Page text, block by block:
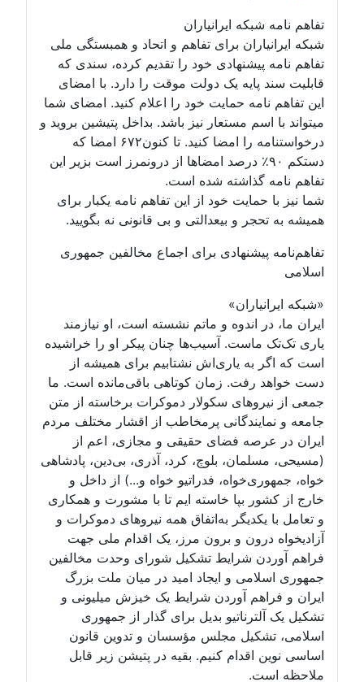
تفاهم نامه شبکه ایرانیاران
شبکه ایرانیاران برای تفاهم و اتحاد و همبستگی ملی
تفاهم نامه پیشنهادی خود را تقدیم کرده، سندی که
قابلیت سند پایه یک دولت موقت را دارد. با امضای
این تفاهم نامه حمایت خود را اعلام کنید. امضای شما
میتواند با اسم مستعار نیز باشد. بداخل پتیشین بروید و
درخواستنامه را امضا کنید. تا کنون۶۷۲ امضا که
دستکم ۹۰٪ درصد امضاها از درونمرز است بزیر این
تفاهم نامه گذاشته شده است.
شما نیز با حمایت خود از این تفاهم نامه یکبار برای
همیشه به تحجر و بیعدالتی و بی قانونی نه بگویید.
تفاهم‌نامه پیشنهادی برای اجماع مخالفین جمهوری
اسلامی
«شبکه ایرانیاران»
ایران ما، در اندوه و ماتم نشسته است، او نیازمند
یاری تک‌تک ماست. آسیب‌ها چنان پیکر او را خراشیده
است که اگر به یاری‌اش نشتابیم برای همیشه از
دست خواهد رفت. زمان کوتاهی باقی‌مانده است. ما
جمعی از نیروهای سکولار دموکرات برخاسته از متن
جامعه و نمایندگانی پرمخاطب از اقشار مختلف مردم
ایران در عرصه فضای حقیقی و مجازی، اعم از
(مسیحی، مسلمان، بلوچ، کرد، آذری، بی‌دین، پادشاهی
خواه، جمهوری‌خواه، فدراتیو خواه و...) از داخل و
خارج از کشور بپا خاسته ایم تا با مشورت و همکاری
و تعامل با یکدیگر به‌اتفاق همه نیروهای دموکرات و
آزادیخواه درون و برون مرز، یک اقدام ملی جهت
فراهم آوردن شرایط تشکیل شورای وحدت مخالفین
جمهوری اسلامی و ایجاد امید در میان ملت بزرگ
ایران و فراهم آوردن شرایط یک خیزش میلیونی و
تشکیل یک آلترناتیو بدیل برای گذار از جمهوری
اسلامی، تشکیل مجلس مؤسسان و تدوین قانون
اساسی نوین اقدام کنیم. بقیه در پتیشن زیر قابل
ملاحظه است.